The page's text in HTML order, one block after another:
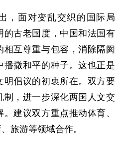
，面对变乱交织的国际局
的古老国度，中国和法国有
相互尊重与包容，消除隔阂
播撒和平的种子。这也正是
明倡议的初衷所在。双方要
制，进一步深化两国人文交
建议双方重点推动体育、
旅游等领域合作。